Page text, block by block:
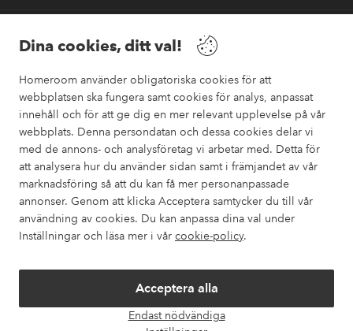
Dina cookies, ditt val!
Homeroom använder obligatoriska cookies för att
webbplatsen ska fungera samt cookies för analys, anpassat
innehåll och för att ge dig en mer relevant upplevelse på vår
webbplats. Denna persondatan och dessa cookies delar vi
med de annons- och analysföretag vi arbetar med. Detta för
att analysera hur du använder sidan samt i främjandet av vår
marknadsföring så att du kan få mer personanpassade
annonser. Genom att klicka Acceptera samtycker du till vår
användning av cookies. Du kan anpassa dina val under
Inställningar och läsa mer i vår cookie-policy.
Acceptera alla
Endast nödvändiga
Säkra betalningar
Vill du veta mer om våra betalalternativ ?
elpy